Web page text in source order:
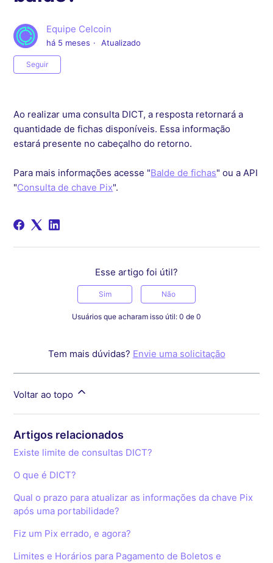
Equipe Celcoin
há 5 meses Atualizado
Seguir
Ao realizar uma consulta DICT, a resposta retornará a
quantidade de fichas disponíveis. Essa informação
estará presente no cabeçalho do retorno.
Para mais informações acesse "Balde de fichas" ou a API
"Consulta de chave Pix".
Esse artigo foi útil?
Sim Não
Usuários que acharam isso útil: 0 de 0
Tem mais dúvidas? Envie uma solicitação
Voltar ao topo
Artigos relacionados
Existe limite de consultas DICT?
O que é DICT?
Qual o prazo para atualizar as informações da chave Pix
após uma portabilidade?
Fiz um Pix errado, e agora?
Limites e Horários para Pagamento de Boletos e